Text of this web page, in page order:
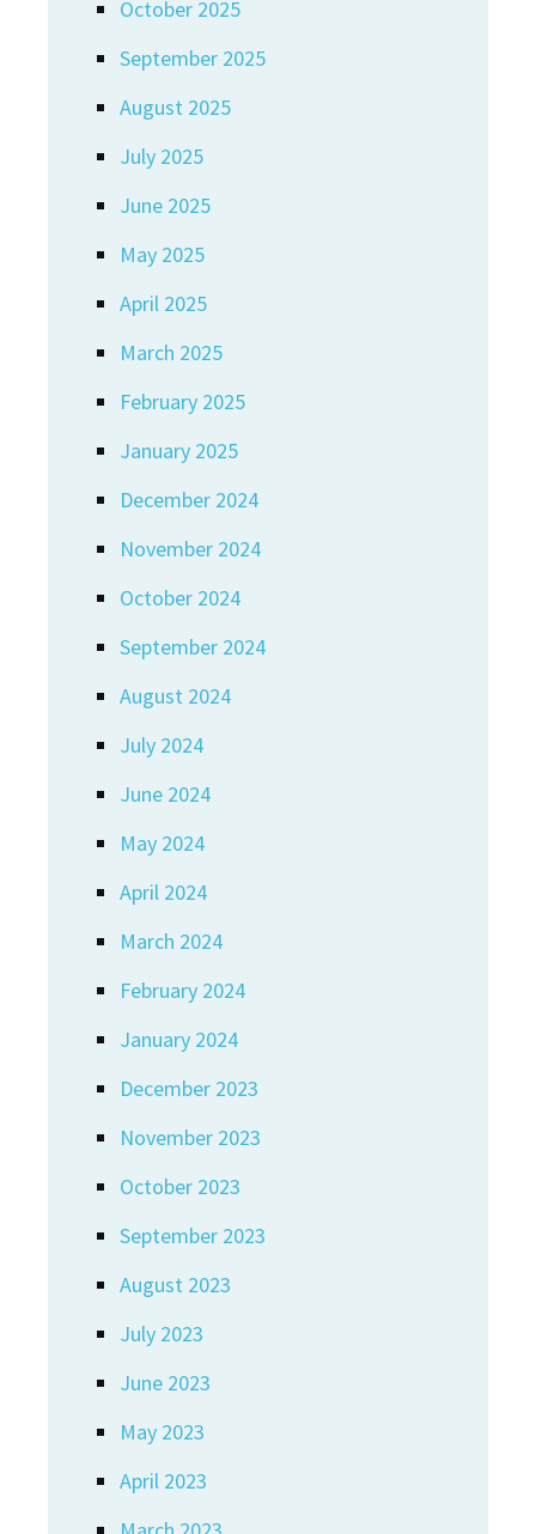
October 2025
September 2025
August 2025
July 2025
June 2025
May 2025
April 2025
March 2025
February 2025
January 2025
December 2024
November 2024
October 2024
September 2024
August 2024
July 2024
June 2024
May 2024
April 2024
March 2024
February 2024
January 2024
December 2023
November 2023
October 2023
September 2023
August 2023
July 2023
June 2023
May 2023
April 2023